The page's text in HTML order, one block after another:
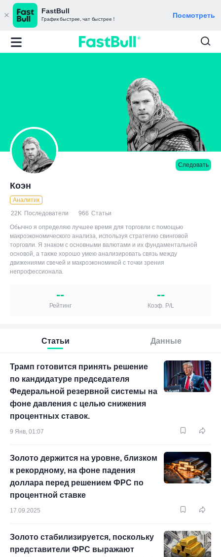
FastBull
График быстрее, чат быстрее！ Посмотреть
Следовать
Коэн
Аналитик
22K Последователи 966 Статьи
Обычно я определяю лучшее время для торговли с помощью
макроэкономического анализа, используя стратегию свинговой
торговли. Я знаком с основными валютами и их фундаментальной
основой, а также хорошо умею анализировать связь между
движениями свечей и макроэкономикой с точки зрения
непрофессионала.
--
Рейтинг
--
Коэф. P/L
Статьи Данные
Трамп готовится принять решение
по кандидатуре председателя
Федеральной резервной системы на
фоне давления с целью снижения
процентных ставок.
9 Янв, 01:07
Золото держится на уровне, близком
к рекордному, на фоне падения
доллара перед решением ФРС по
процентной ставке
17.09.2025
Золото стабилизируется, поскольку
представители ФРС выражают